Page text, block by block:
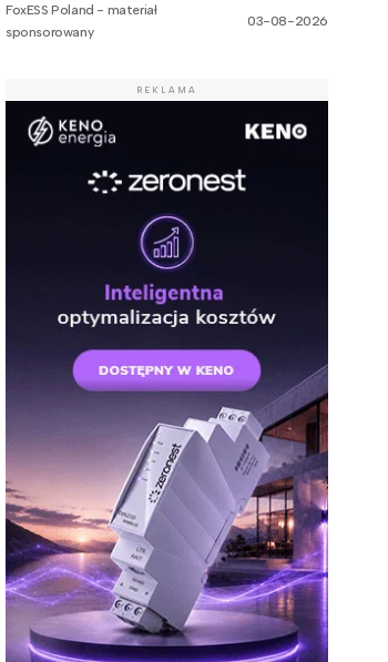
FoxESS Poland - materiał
sponsorowany
03-08-2026
REKLAMA